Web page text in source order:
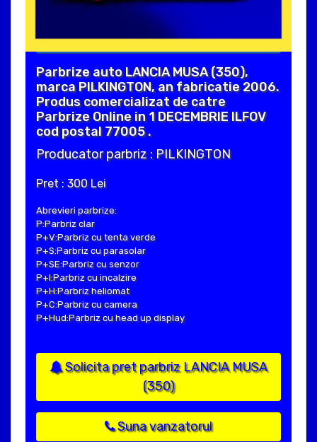
Parbrize auto LANCIA MUSA (350),
marca PILKINGTON, an fabricatie 2006.
Produs comercializat de catre
Parbrize Online in 1 DECEMBRIE ILFOV
cod postal 77005 .
Producator parbriz : PILKINGTON
Pret : 300 Lei
Abrevieri parbrize:
P:Parbriz clar
P+V:Parbriz cu tenta verde
P+S:Parbriz cu parasolar
P+SE:Parbriz cu senzor
P+I:Parbriz cu incalzire
P+H:Parbriz heliomat
P+C:Parbriz cu camera
P+Hud:Parbriz cu head up display
Solicita pret parbriz LANCIA MUSA
(350)
Suna vanzatorul